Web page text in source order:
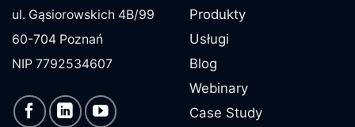
ul. Gąsiorowskich 4B/99
60-704 Poznań
NIP 7792534607
Produkty
Usługi
Blog
Webinary
Case Study